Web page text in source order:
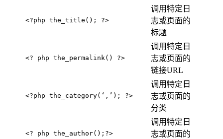
<?php the_title(); ?>
调用特定日
志或页面的
标题
<? php the_permalink() ?>
调用特定日
志或页面的
链接URL
<?php the_category(‘,’); ?>
调用特定日
志或页面的
分类
<? php the_author();?>
调用特定日
志或页面的